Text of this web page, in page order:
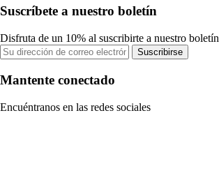
Suscríbete a nuestro boletín
Disfruta de un 10% al suscribirte a nuestro boletín
Suscribirse
Mantente conectado
Encuéntranos en las redes sociales